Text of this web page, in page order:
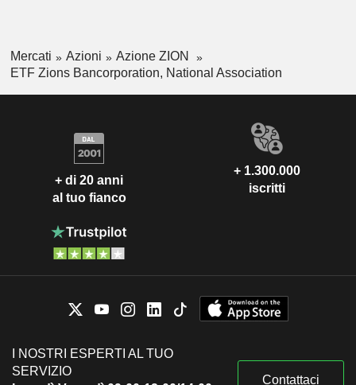
Mercati Azioni
Azione ZION
ETF Zions Bancorporation, National Association
+ di 20 anni
al tuo fianco
+ 1.300.000
iscritti
I NOSTRI ESPERTI AL TUO
SERVIZIO
Contattaci